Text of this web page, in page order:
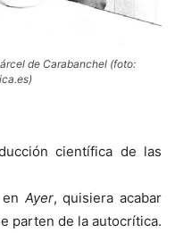
de Carabanchel (foto:
científica de las
Ayer, quisiera acabar
parten de la autocrítica.